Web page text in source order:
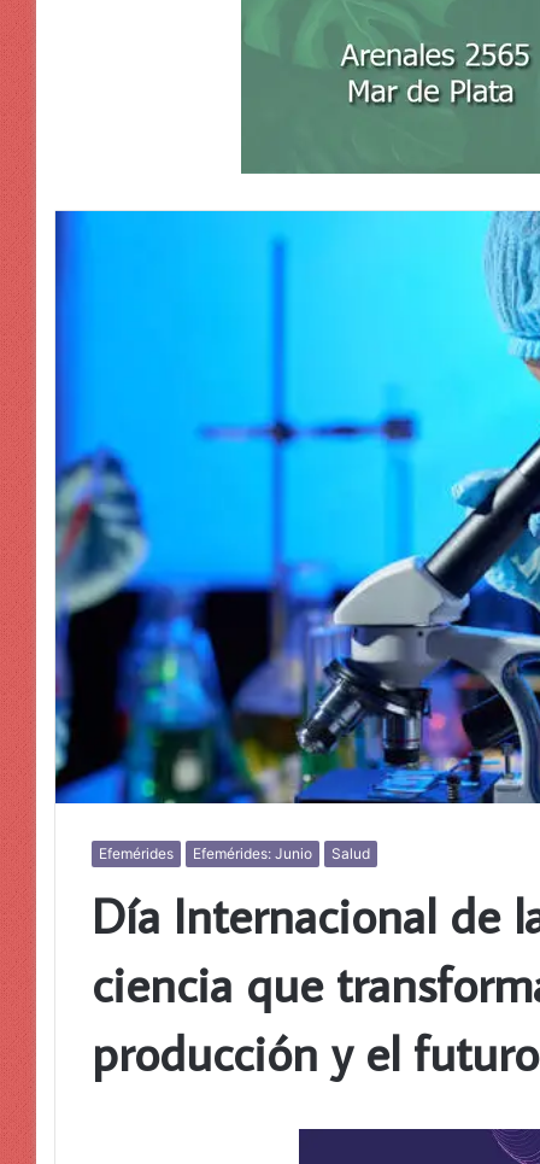
Efemérides Efemérides: Junio Salud
Día Internacional de
ciencia que
producción y el futuro